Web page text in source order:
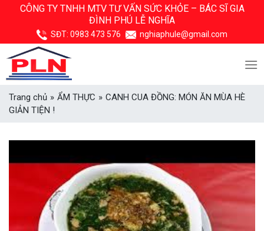
CÔNG TY TNHH MTV TƯ VẤN SỨC KHỎE – BÁC SĨ GIA
ĐÌNH PHÚ LỄ NGHĨA
SĐT: 0983 473 576 nghiaphule@gmail.com
Trang chủ » ẨM THỰC » CANH CUA ĐỒNG: MÓN ĂN MÙA HÈ
GIẢN TIỆN !